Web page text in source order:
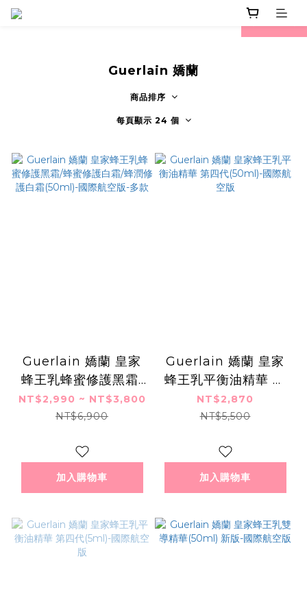
prev next
Guerlain 嬌蘭
商品排序
每頁顯示 24 個
Guerlain 嬌蘭 皇家
蜂王乳蜂蜜修護黑霜/
蜂蜜修護白霜/蜂潤修
護白霜(50ml)-國際航
NT$2,990 ~ NT$3,800
NT$6,900
加入購物車
Guerlain 嬌蘭 皇家
蜂王乳平衡油精華 第
四代(50ml)-國際航空
版
NT$2,870
NT$5,500
加入購物車